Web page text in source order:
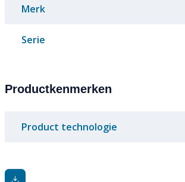
Merk
Serie
Productkenmerken
Product technologie